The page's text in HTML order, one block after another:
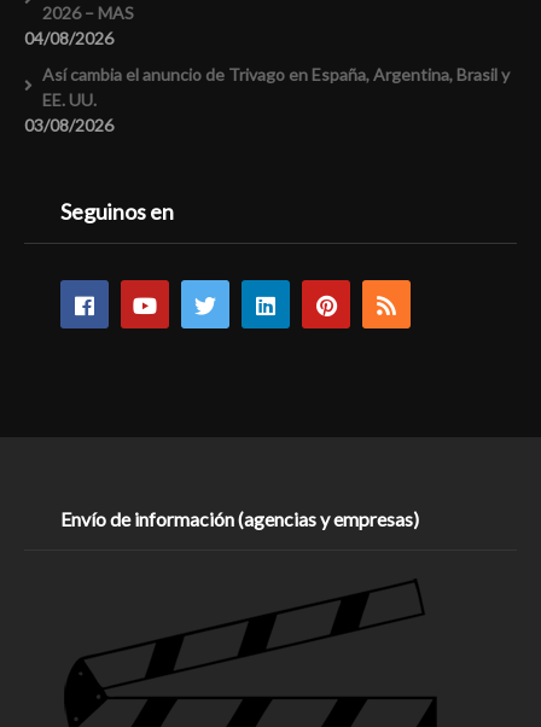
2026 – MAS
04/08/2026
Así cambia el anuncio de Trivago en España, Argentina, Brasil y
EE. UU.
03/08/2026
Seguinos en
Envío de información (agencias y empresas)